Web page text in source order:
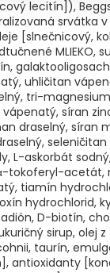
lecitín]),
srvátka
[slnečnicový,
MLIEKO,
uhličitan
tri-
síran
draselný, síran
seleničitan
L-askorbát
tokoferyl-acetát,
tiamín
hydrochlorid,
D-biotín,
sirup, olej z
taurín,
antioxidanty